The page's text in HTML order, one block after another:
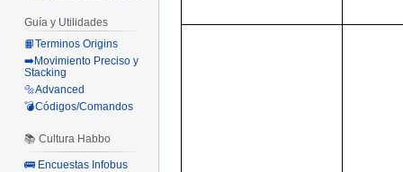
Guía y Utilidades
📙Terminos Origins
➡️Movimiento Preciso y
Stacking
🔩Advanced
💣Códigos/Comandos
📚 Cultura Habbo
🚌 Encuestas Infobus